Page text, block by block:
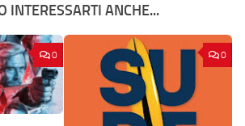
INTERESSARTI ANCHE...
0 0